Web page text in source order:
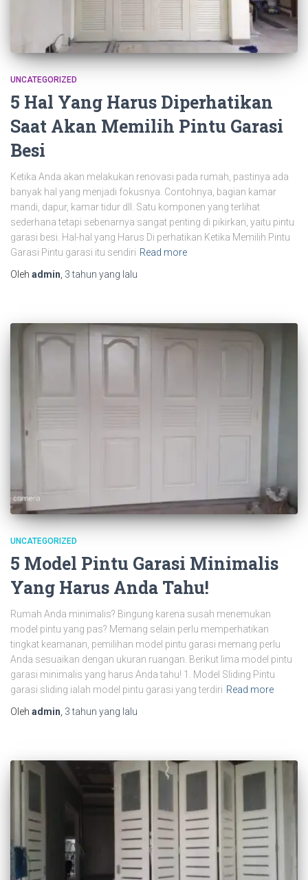
UNCATEGORIZED
5 Hal Yang Harus Diperhatikan
Saat Akan Memilih Pintu Garasi
Besi
Ketika Anda akan melakukan renovasi pada rumah, pastinya ada
banyak hal yang menjadi fokusnya. Contohnya, bagian kamar
mandi, dapur, kamar tidur dll. Satu komponen yang terlihat
sederhana tetapi sebenarnya sangat penting di pikirkan, yaitu pintu
garasi besi. Hal-hal yang Harus Di perhatikan Ketika Memilih Pintu
Garasi Pintu garasi itu sendiri Read more
Oleh admin 3 tahun yang lalu
UNCATEGORIZED
5 Model Pintu Garasi Minimalis
Yang Harus Anda Tahu!
Rumah Anda minimalis? Bingung karena susah menemukan
model pintu yang pas? Memang selain perlu memperhatikan
tingkat keamanan, pemilihan model pintu garasi memang perlu
Anda sesuaikan dengan ukuran ruangan. Berikut lima model pintu
garasi minimalis yang harus Anda tahu! 1. Model Sliding Pintu
garasi sliding ialah model pintu garasi yang terdiri Read more
Oleh admin, 3 tahun yang lalu